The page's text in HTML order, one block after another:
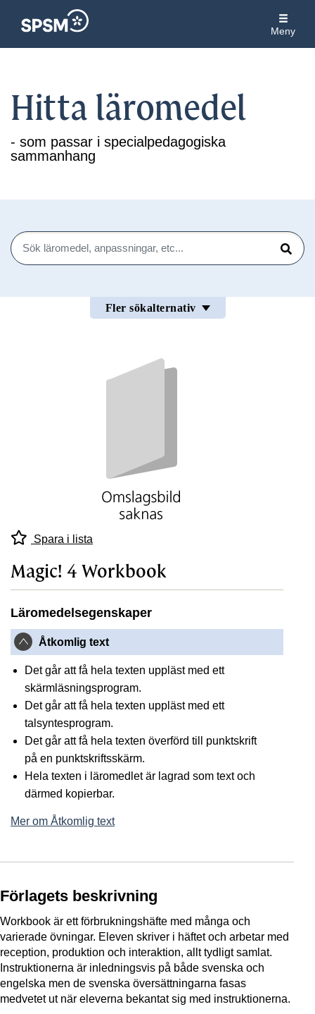
Meny
Hitta läromedel
- som passar i specialpedagogiska
sammanhang
Sök
Sök
Fler sökalternativ
Spara i lista
Magic! 4 Workbook
Läromedelsegenskaper
Åtkomlig text
Det går att få hela texten uppläst med ett
skärmläsningsprogram.
Det går att få hela texten uppläst med ett
talsyntesprogram.
Det går att få hela texten överförd till punktskrift
på en punktskriftsskärm.
Hela texten i läromedlet är lagrad som text och
därmed kopierbar.
Mer om Åtkomlig text
Förlagets beskrivning
Workbook är ett förbrukningshäfte med många och
varierade övningar. Eleven skriver i häftet och arbetar med
reception, produktion och interaktion, allt tydligt samlat.
Instruktionerna är inledningsvis på både svenska och
engelska men de svenska översättningarna fasas
medvetet ut när eleverna bekantat sig med instruktionerna.